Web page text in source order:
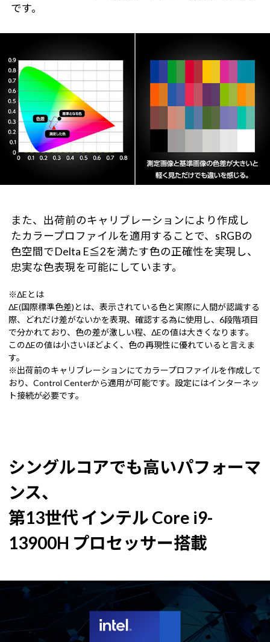
です。
また、出荷前のキャリブレーションにより作成し
たカラープロファイルを適用することで、sRGBの
色空間でDelta E≦2を満たす色の正確性を実現し、
忠実な色表現を可能にしています。
※ΔEとは
ΔE(国際標準色差)とは、表示されている色と実際に人間が認識する
際、どれだけ差がないかを表現、確認する為に使用し、6段階項目
で分かれており、色の差が激しい程、ΔEの値は大きくなります。
このΔEの値は小さいほどよく、色の再現性に優れていると言えま
す。
※出荷前のキャリブレーションにてカラープロファイルを作成して
おり、Control Centerから適用が可能です。設定にはインターネッ
ト接続が必要です。
シングルコアでも高いパフォーマ
ンス、
第13世代 インテル Core i9-
13900H プロセッサー搭載